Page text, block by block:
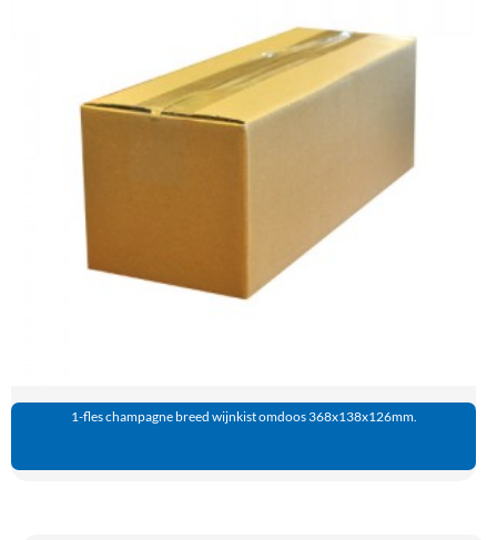
1-fles champagne breed wijnkist omdoos 368x138x126mm.